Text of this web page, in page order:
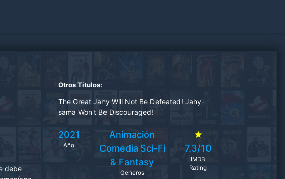
debe
Otros Titulos:
The Great Jahy Will Not Be Defeated! Jahy-
sama Won't Be Discouraged!
2021
Año
Animación
Comedia Sci-Fi
& Fantasy
Generos
7.3/10
IMDB
Rating